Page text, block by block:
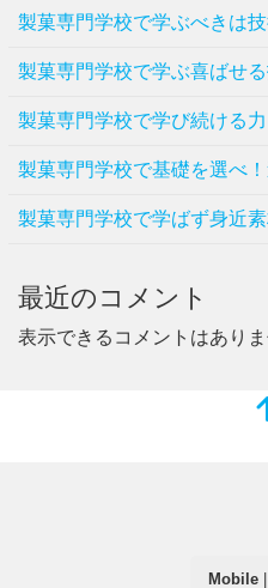
製菓専門学校で学ぶべきは
製菓専門学校で学ぶ喜ばせ
製菓専門学校で学び続ける
製菓専門学校で基礎を選べ
製菓専門学校で学ばず身近
最近のコメント
表示できるコメントはありま
Mobile|